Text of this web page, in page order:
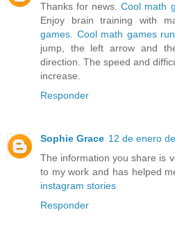
Thanks for news.Cool math
Enjoy brain training with
games
Cool math games
jump, the left arrow and
direction. The speed and
increase.
Responder
Sophie Grace 12 de enero
The information you share is
to my work and has helped
instagram stories
Responder